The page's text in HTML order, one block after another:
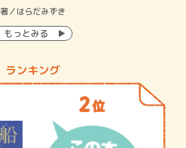
著／はらだみずき
もっとみる
ランキング